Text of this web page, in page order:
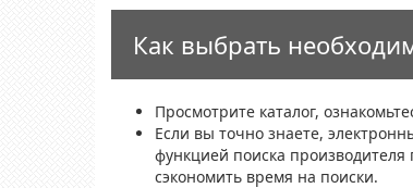
Как выбрать
Просмотрите каталог,
Если вы точно знаете,
функцией поиска
сэкономить время на поиски.